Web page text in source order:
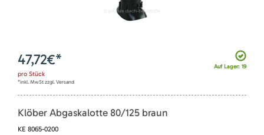
Auf Lager: 19
47,72€*
pro Stück
*inkl. MwSt zzgl. Versand
Klöber Abgaskalotte 80/125 braun
KE 8065-0200